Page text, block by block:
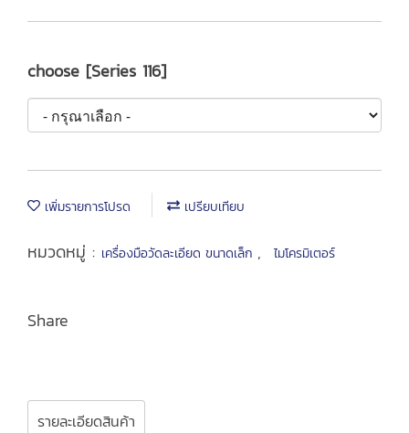
choose [Series 116]
เพิ่มรายการโปรด เปรียบเทียบ
หมวดหมู่ : เครื่องมือวัดละเอียด ขนาดเล็ก , ไมโครมิเตอร์
Share
รายละเอียดสินค้า